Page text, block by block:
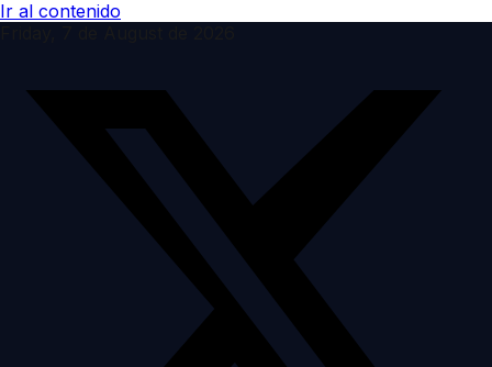
Ir al contenido